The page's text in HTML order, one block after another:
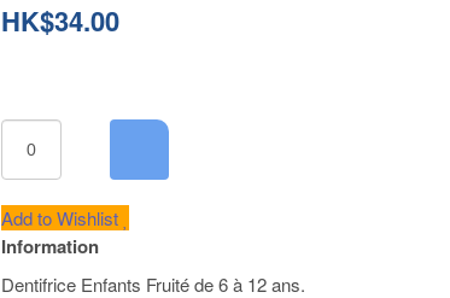
HK$34.00
Add to Wishlist
Information
Dentifrice Enfants Fruité de 6 à 12 ans.